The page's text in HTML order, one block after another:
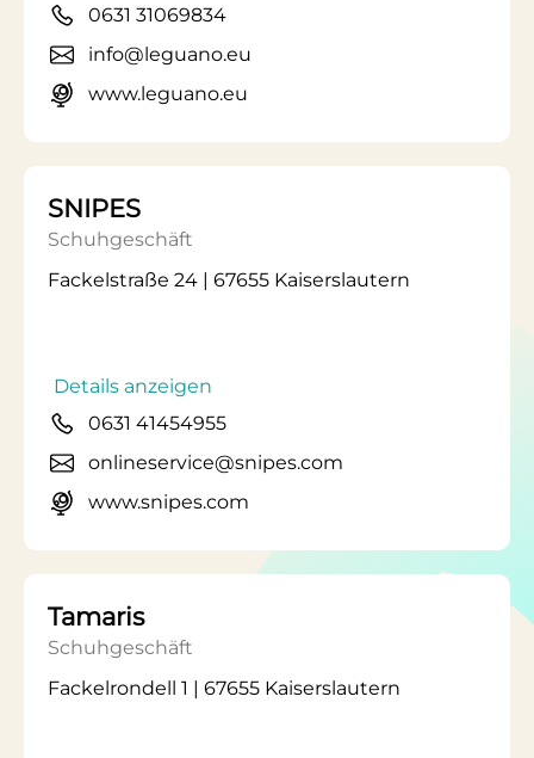
0631 31069834
info@leguano.eu
www.leguano.eu
SNIPES
Schuhgeschäft
Fackelstraße 24 | 67655 Kaiserslautern
Details anzeigen
0631 41454955
onlineservice@snipes.com
www.snipes.com
Tamaris
Schuhgeschäft
Fackelrondell 1 | 67655 Kaiserslautern